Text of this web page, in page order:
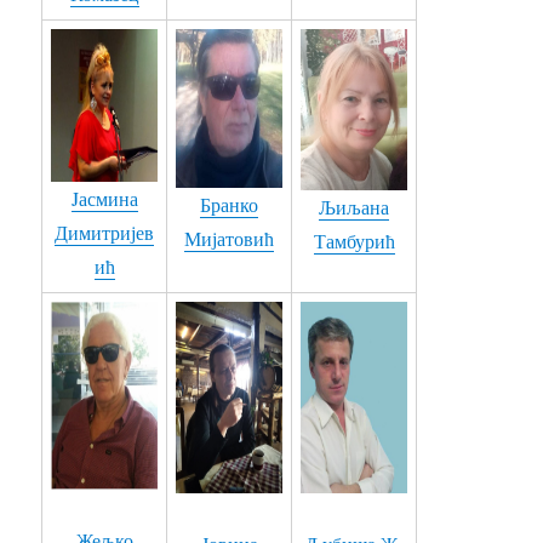
64. ЕЈ ДРАГИ, ДРАГИ... - Сандра Петровић
65. КОСОВО И МЕТОХИЈА - Љубодраг Обрадовић - Лидија Ужаревић
66. Раде Кошанин - Фрула
69. МИТО БЕКРИЈО - Сандра Миладиновић
72. ОБЛАК - Владица Радојевић
Jасмина
Димитријев
ић
Бранко
Мијатовић
Љиљана
Тамбурић